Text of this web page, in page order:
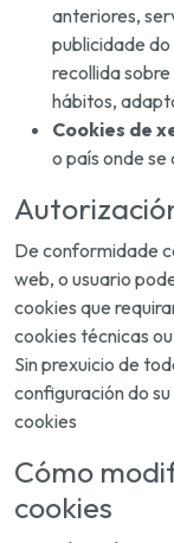
anteriores,
publicidade
recollida
hábitos,
Cookies de
o país onde
De conformidade
web, o usuario
cookies que
cookies técnicas
Sin prexuicio de
configuración do
cookies
Cómo
cookies